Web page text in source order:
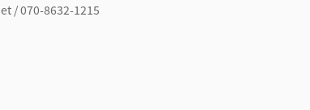
/ 070-8632-1215